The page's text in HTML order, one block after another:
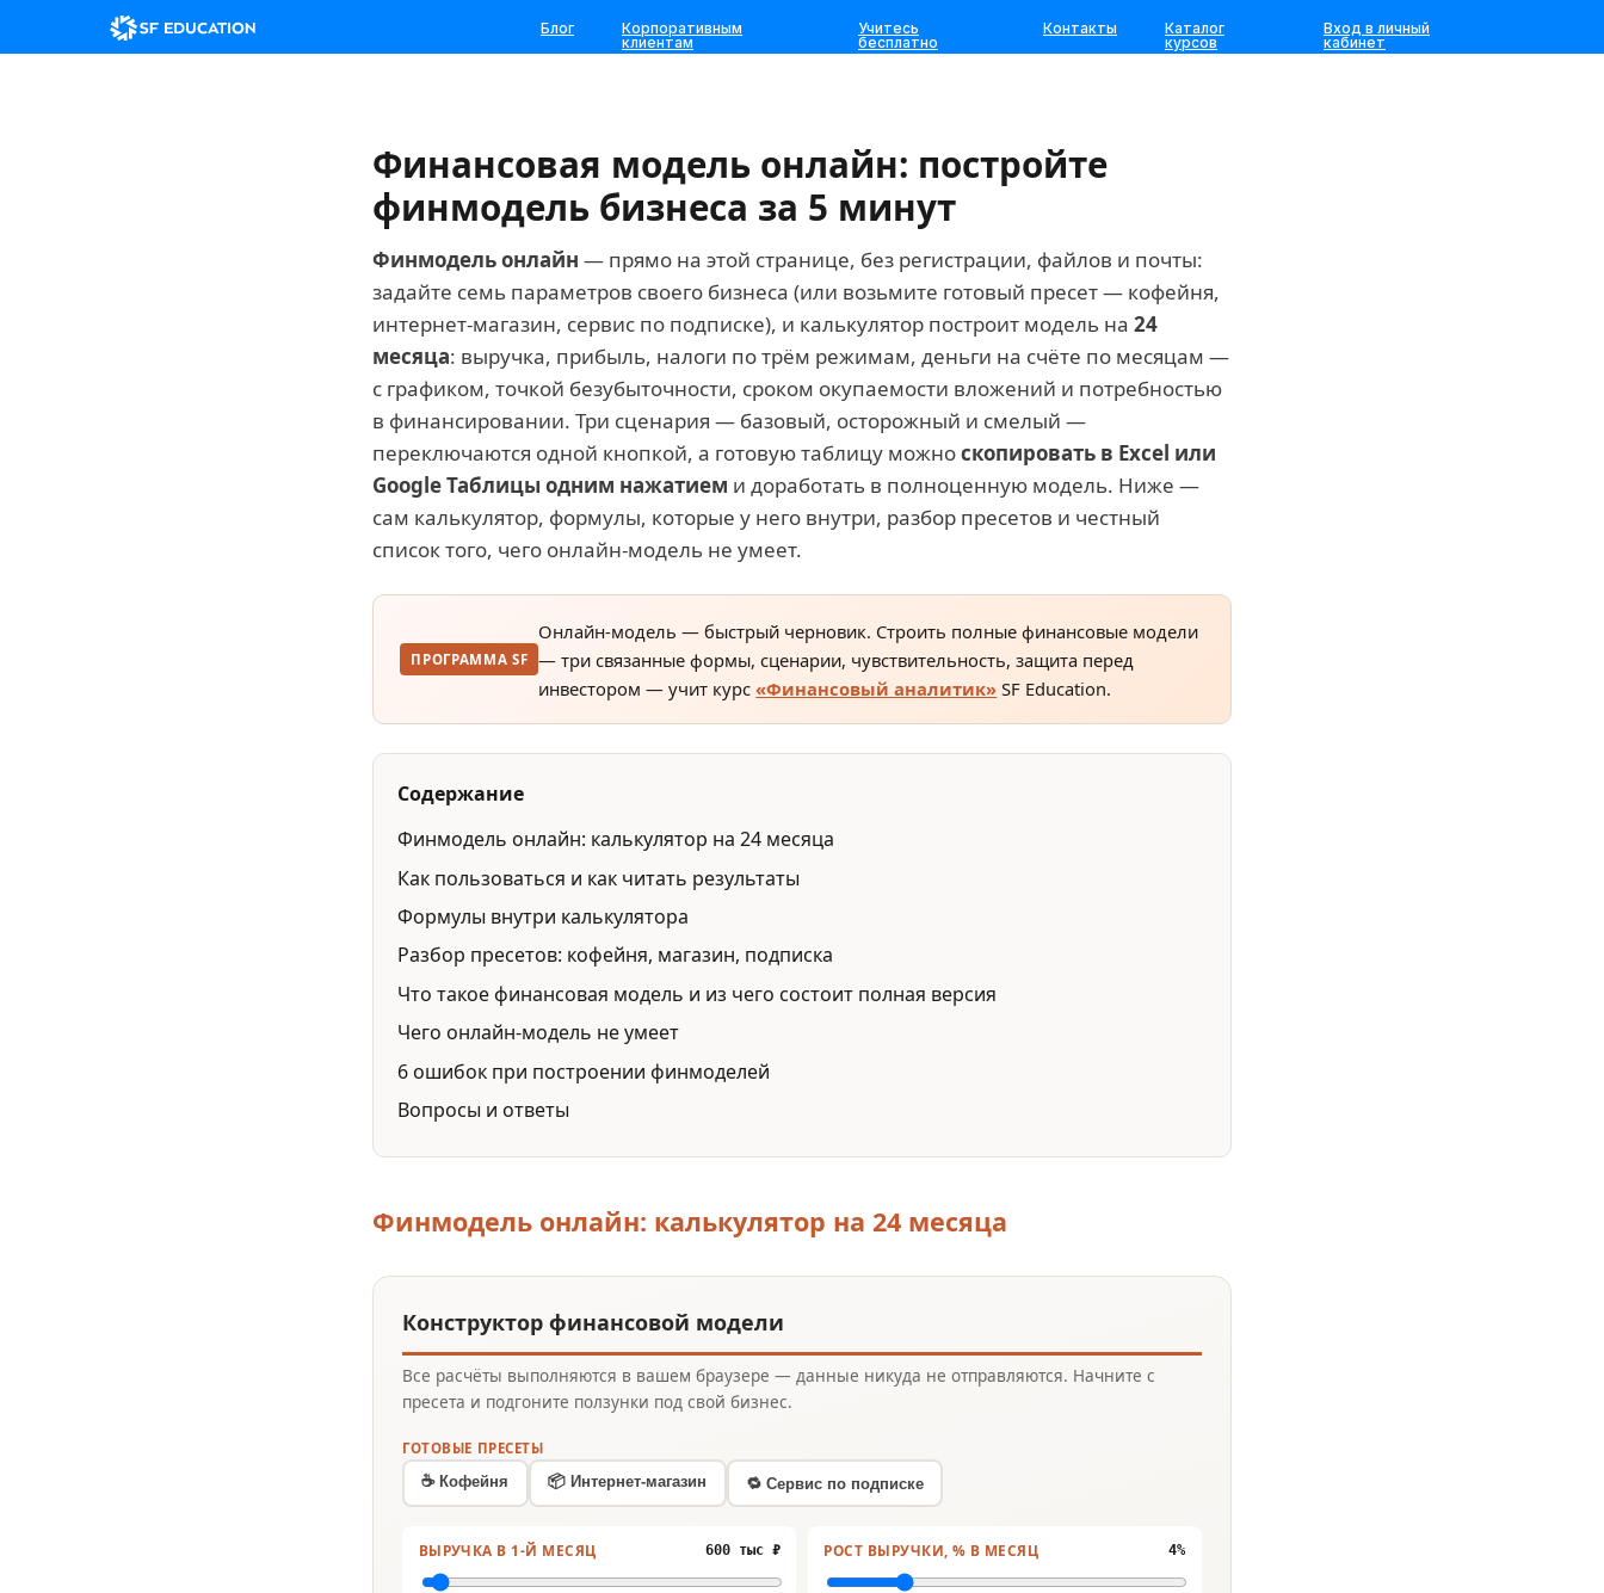
Блог
Каталог
курсов
Вход в личный
кабинет
Контакты
Корпоративным
клиентам
Учитесь
бесплатно
Финансовая модель онлайн: постройте
финмодель бизнеса за 5 минут
Финмодель онлайн — прямо на этой странице, без регистрации, файлов и почты:
задайте семь параметров своего бизнеса (или возьмите готовый пресет — кофейня,
интернет-магазин, сервис по подписке), и калькулятор построит модель на 24
месяца: выручка, прибыль, налоги по трём режимам, деньги на счёте по месяцам —
с графиком, точкой безубыточности, сроком окупаемости вложений и потребностью
в финансировании. Три сценария — базовый, осторожный и смелый —
переключаются одной кнопкой, а готовую таблицу можноскопировать в Excel или
Google Таблицы одним нажатием и доработать в полноценную модель. Ниже —
сам калькулятор, формулы, которые у него внутри, разбор пресетов и честный
список того, чего онлайн-модель не умеет.
ПРОГРАММА SF
Онлайн-модель — быстрый черновик. Строить полные финансовые модели
— три связанные формы, сценарии, чувствительность, защита перед
инвестором — учит курс«Финансовый аналитик» SF Education.
Содержание
Финмодель онлайн: калькулятор на 24 месяца
Как пользоваться и как читать результаты
Формулы внутри калькулятора
Разбор пресетов: кофейня, магазин, подписка
Что такое финансовая модель и из чего состоит полная версия
Чего онлайн-модель не умеет
6 ошибок при построении финмоделей
Вопросы и ответы
Финмодель онлайн: калькулятор на 24 месяца
Конструктор финансовой модели
Все расчёты выполняются в вашем браузере — данные никуда не отправляются. Начните с
пресета и подгоните ползунки под свой бизнес.
ГОТОВЫЕ ПРЕСЕТЫ
☕ Кофейня
📦 Интернет-магазин 🔁 Сервис по подписке
ВЫРУЧКА В 1-Й МЕСЯЦ 600 тыс ₽ РОСТ ВЫРУЧКИ, % В МЕСЯЦ 4%